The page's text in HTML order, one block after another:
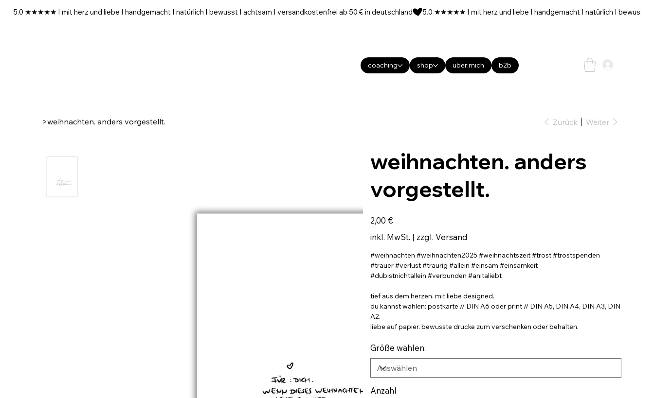
5.0 ★★★★★ I mit herz und liebe I handgemacht I natürlich I bewusst I achtsam I versandkostenfrei ab 50 € in deutschland
coaching shop über:mich b2b
>weihnachten. anders vorgestellt. Zurück Weiter
weihnachten. anders
vorgestellt.
Preis
2,00 €
inkl. MwSt. | zzgl. Versand
#weihnachten #weihnachten2025 #weihnachtszeit #trost #trostspenden
#trauer #verlust #traurig #allein #einsam #einsamkeit
#dubistnichtallein #verbunden #anitaliebt
tief aus dem herzen. mit liebe designed.
du kannst wählen: postkarte // DIN A6 oder print // DIN A5, DIN A4, DIN A3, DIN
A2.
liebe auf papier. bewusste drucke zum verschenken oder behalten.
Größe wählen:
Anzahl